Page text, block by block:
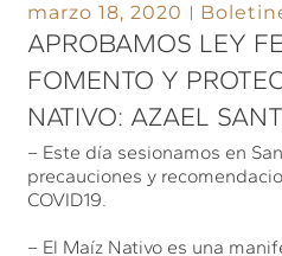
marzo 18, 2020
APROBAMOS LEY
FOMENTO Y
NATIVO: AZAEL
– Este día sesionamos en
precauciones y
COVID19.
– El Maíz Nativo es una